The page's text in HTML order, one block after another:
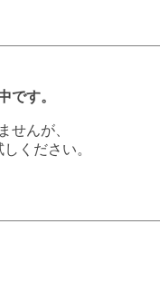
です。
せんが、
ください。